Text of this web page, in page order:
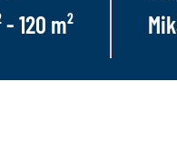
- 120 m²